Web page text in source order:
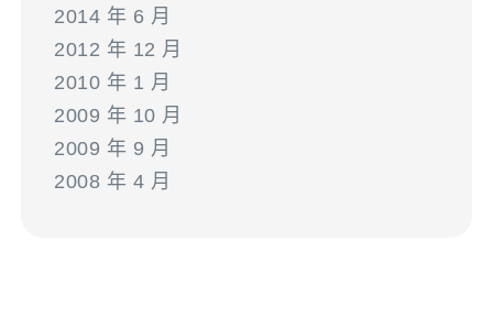
2014 年 6 月
2012 年 12 月
2010 年 1 月
2009 年 10 月
2009 年 9 月
2008 年 4 月